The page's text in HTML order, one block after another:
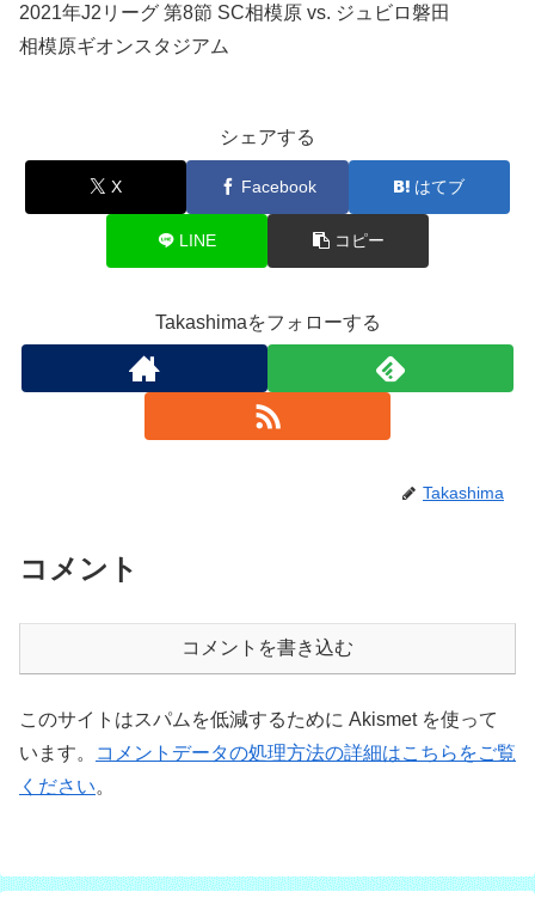
2021年J2リーグ 第8節 SC相模原 vs. ジュビロ磐田
相模原ギオンスタジアム
シェアする
X Facebook はてブ
LINE コピー
Takashimaをフォローする
Takashima
コメント
コメントを書き込む
このサイトはスパムを低減するために Akismet を使って
います。
コメントデータの処理方法の詳細はこちらをご覧
ください。